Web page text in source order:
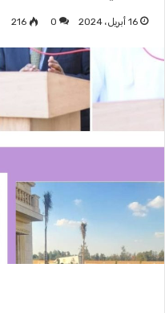
16 أبريل، 2024 0
216